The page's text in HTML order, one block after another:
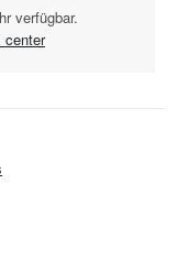
verfügbar.
center